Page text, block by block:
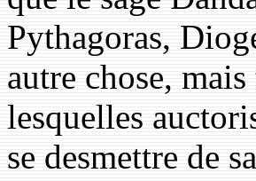
Pythagoras,
autre chose,
lesquelles
se desmettre de